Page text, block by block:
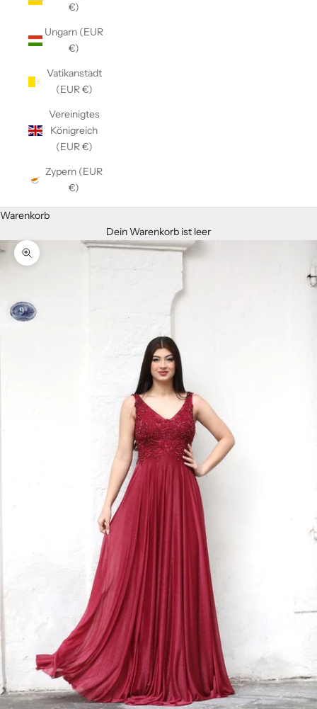
€)
Ungarn (EUR
€)
Vatikanstadt
(EUR €)
Vereinigtes
Königreich
(EUR €)
Zypern (EUR
€)
Warenkorb
Dein Warenkorb ist leer
Bild vergrößern